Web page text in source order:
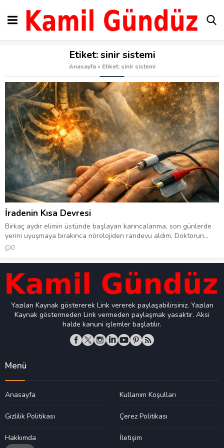
Etiket:sinir sistemi
Anasayfa » Etiket: sinir sistemi
İradenin Kısa Devresi
Birkaç aydır elimin üstünde başlayan karıncalanma, son günlerde
yerini uyuşmaya bırakınca nörolojiden randevu aldım. Doktorun...
0
Yazıları Kaynak göstererek Link vererek paylaşabilirsiniz. Yazıları
Kaynak göstermeden Link vermeden paylaşmak yasaktır. Aksi
halde kanuni işlemler başlatılır.
Menü
Anasayfa Kullanım Koşulları
Gizlilik Politikası Çerez Politikası
Hakkımda İletişim